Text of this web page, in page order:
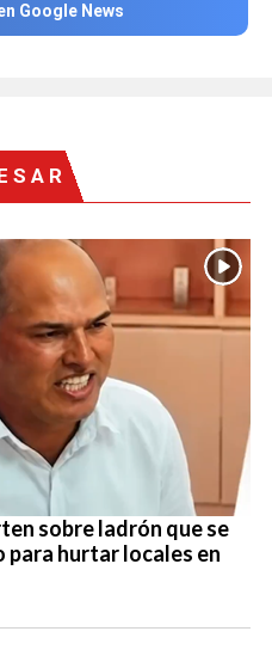
Google News
sobre ladrón que se
para hurtar locales en